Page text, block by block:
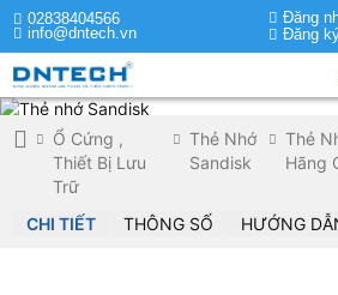
02838404566
info@dntech.vn
Đăng
Đăng
Ổ Cứng ,
Thiết Bị Lưu
Trữ
Thẻ Nhớ
Sandisk
Thẻ
Hãng
CHI TIẾT THÔNG SỐ HƯỚNG